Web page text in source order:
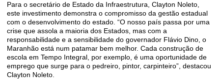
Para o secretário de Estado da Infraestrutura, Clayton Noleto,
este investimento demonstra o compromisso da gestão estadual
com o desenvolvimento do estado. “O nosso país passa por uma
crise que assola a maioria dos Estados, mas com a
responsabilidade e a sensibilidade do governador Flávio Dino, o
Maranhão está num patamar bem melhor. Cada construção de
escola em Tempo Integral, por exemplo, é uma oportunidade de
emprego que surge para o pedreiro, pintor, carpinteiro”, destacou
Clayton Noleto.